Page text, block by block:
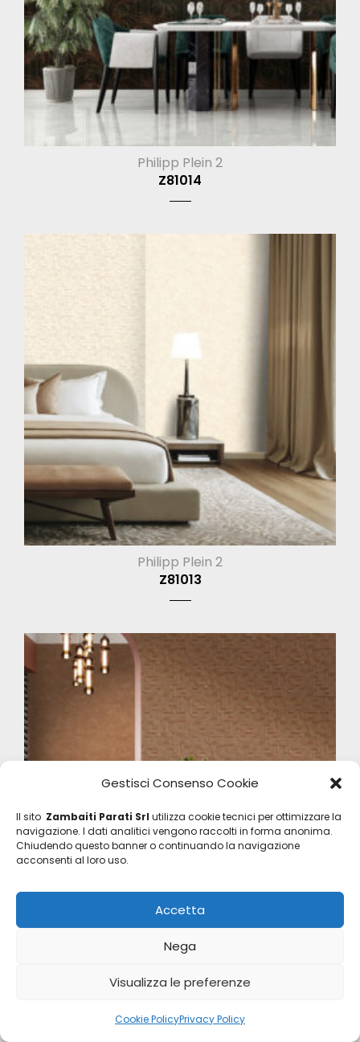
Gestisci Consenso Cookie
Il sito Zambaiti Parati Srl utilizza cookie tecnici per ottimizzare la
navigazione. I dati analitici vengono raccolti in forma anonima.
Chiudendo questo banner o continuando la navigazione
acconsenti al loro uso.
Accetta
Nega
Visualizza le preferenze
Cookie PolicyPrivacy Policy
Philipp Plein 2
Z81014
Philipp Plein 2
Z81013
Z81008